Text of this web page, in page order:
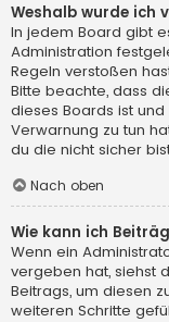
Weshalb wurde ich
In jedem Board gibt
Administration
Regeln verstoßen
Bitte beachte, dass
dieses Boards ist
Verwarnung zu tun
du die nicht sicher
Nach oben
Wie kann ich
Wenn ein
vergeben hat, siehst
Beitrags, um diesen
weiteren Schritte